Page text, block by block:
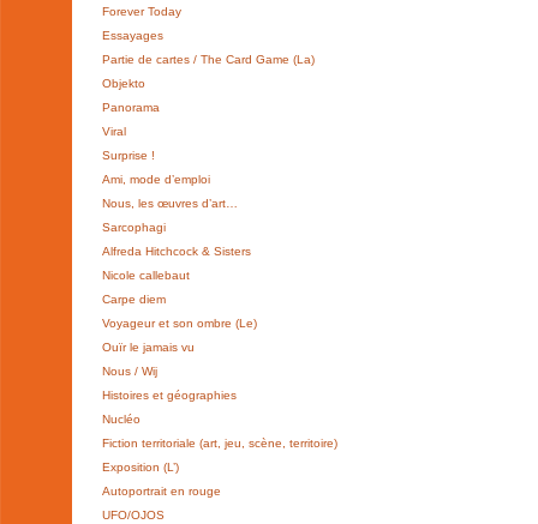
Forever Today
Essayages
Partie de cartes / The Card Game (La)
Objekto
Panorama
Viral
Surprise !
Ami, mode d’emploi
Nous, les œuvres d’art…
Sarcophagi
Alfreda Hitchcock & Sisters
Nicole callebaut
Carpe diem
Voyageur et son ombre (Le)
Ouïr le jamais vu
Nous / Wij
Histoires et géographies
Nucléo
Fiction territoriale (art, jeu, scène, territoire)
Exposition (L’)
Autoportrait en rouge
UFO/OJOS